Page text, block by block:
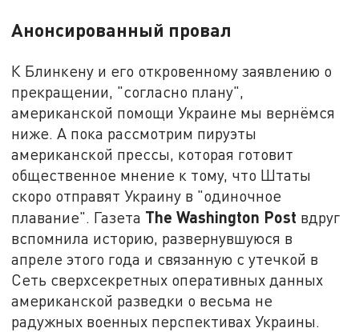
Анонсированный провал
К Блинкену и его откровенному заявлению о
прекращении, "согласно плану",
американской помощи Украине мы вернёмся
ниже. А пока рассмотрим пируэты
американской прессы, которая готовит
общественное мнение к тому, что Штаты
скоро отправят Украину в "одиночное
плавание". Газета The Washington Post вдруг
вспомнила историю, развернувшуюся в
апреле этого года и связанную с утечкой в
Сеть сверхсекретных оперативных данных
американской разведки о весьма не
радужных военных перспективах Украины.